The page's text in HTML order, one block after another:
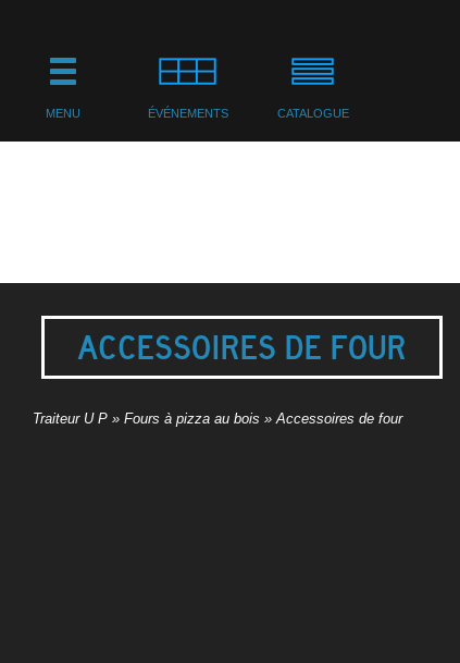
MENU ÉVÉNEMENTS CATALOGUE
ACCESSOIRES DE FOUR
Traiteur U P » Fours à pizza au bois »Accessoires de four